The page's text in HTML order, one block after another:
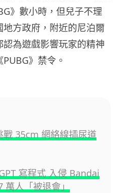
》數小時，但兒子不理
方政府，附近的尼泊爾
為遊戲影響玩家的精神
》禁令。
戰 35cm 網絡線插尿道
寫程式 入侵 Bandai
萬人「被退會」